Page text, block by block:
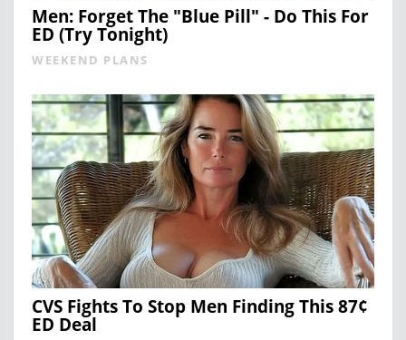
Men: Forget The "Blue Pill" - Do This For
ED (Try Tonight)
WEEKEND PLANS
CVS Fights To Stop Men Finding This 87¢
ED Deal